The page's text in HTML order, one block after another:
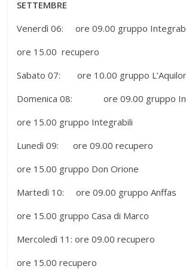
SETTEMBRE
Venerdì 06: ore 09.00 gruppo
ore 15.00 recupero
Sabato 07: ore 10.00 gruppo
Domenica 08: ore 09.00 gruppo
ore 15.00 gruppo Integrabili
Lunedì 09: ore 09.00 recupero
ore 15.00 gruppo Don Orione
Martedì 10: ore 09.00 gruppo Anffas
ore 15.00 gruppo Casa di Marco
Mercoledì 11: ore 09.00 recupero
ore 15.00 recupero